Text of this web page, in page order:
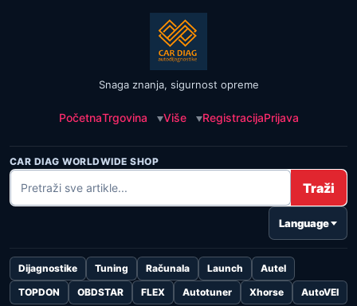
Snaga znanja, sigurnost opreme
PočetnaTrgovina Više RegistracijaPrijava
CAR DIAG WORLDWIDE SHOP
Traži
Language
Dijagnostike Tuning Računala Launch
Autel
TOPDON
OBDSTAR FLEX Autotuner Xhorse AutoVEI